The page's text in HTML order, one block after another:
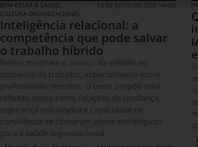
BEM-ESTAR & SAÚDE,
CULTURA ORGANIZACIONAL
13 DE JULHO DE 2026 14H00
Inteligência relacional: a
competência que pode salvar
o trabalho híbrido
Dados mostram o avanço da solidão no
ambiente de trabalho, especialmente entre
profissionais remotos. O texto propõe uma
reflexão sobre como relações de confiança,
segurança psicológica e capacidade de
convivência se tornaram ativos estratégicos
para a saúde organizacional.